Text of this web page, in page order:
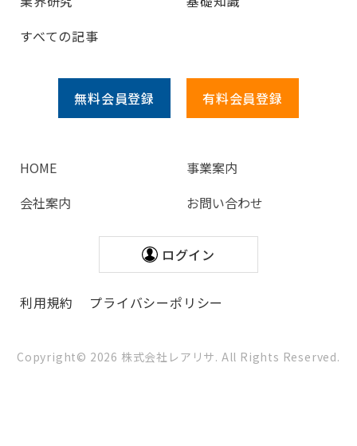
すべての記事
無料会員登録 有料会員登録
HOME
事業案内
会社案内
お問い合わせ
ログイン
利用規約 プライバシーポリシー
Copyright© 2026 株式会社レアリサ. All Rights Reserved.